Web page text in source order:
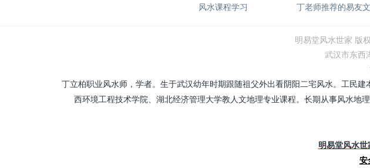
风水课程学习
丁老师推荐的易友
明易堂风水世家 版
武汉市东西
丁立柏职业风水师，学者。生于武汉幼年时期跟随祖父外出看阴阳二宅风水。工民
西环境工程技术学院、湖北经济管理大学教人文地理专业课程。长期从事风水地
明易堂风水世
安